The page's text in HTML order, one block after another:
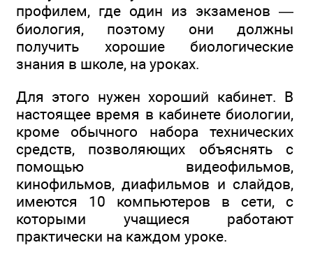
профилем, где один из экзаменов —
биология, поэтому они должны
получить хорошие биологические
знания в школе, на уроках.
Для этого нужен хороший кабинет. В
настоящее время в кабинете биологии,
кроме обычного набора технических
средств, позволяющих объяснять с
помощью видеофильмов,
кинофильмов, диафильмов и слайдов,
имеются 10 компьютеров в сети, с
которыми учащиеся работают
практически на каждом уроке.